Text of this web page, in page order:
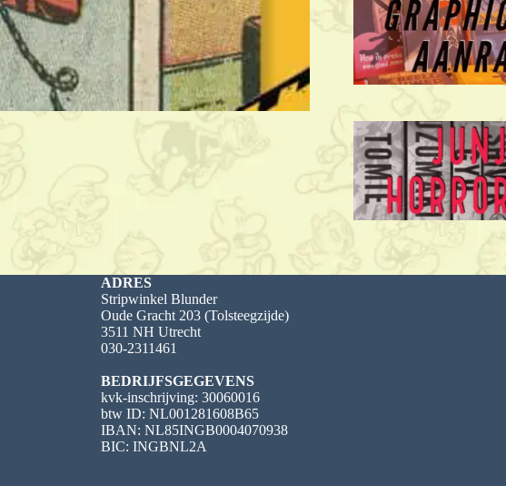
ADRES
Stripwinkel Blunder
Oude Gracht 203 (Tolsteegzijde)
3511 NH Utrecht
030-2311461
BEDRIJFSGEGEVENS
kvk-inschrijving: 30060016
btw ID: NL001281608B65
IBAN: NL85INGB0004070938
BIC: INGBNL2A